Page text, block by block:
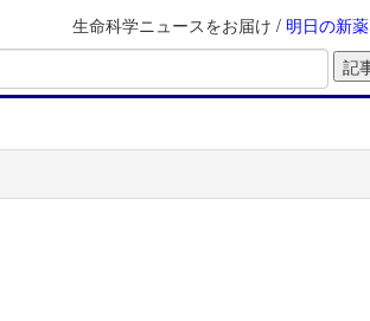
生命科学ニュースをお届け / 明日の新薬